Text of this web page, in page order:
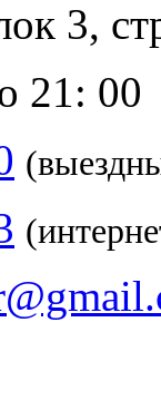
3,
21: 00